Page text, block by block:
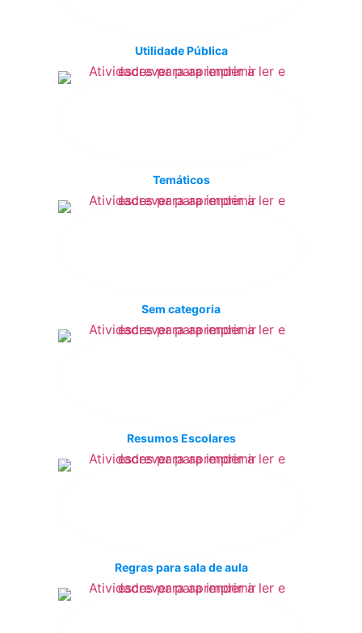
Utilidade Pública
Temáticos
Sem categoria
Resumos Escolares
Regras para sala de aula